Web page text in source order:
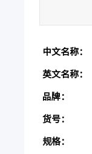
中文名称：
英文名称：
品牌：
货号：
规格：